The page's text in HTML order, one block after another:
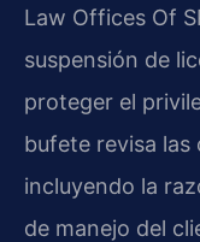
Law Offices Of
suspensión de
proteger el
bufete revisa las
incluyendo la
de manejo del